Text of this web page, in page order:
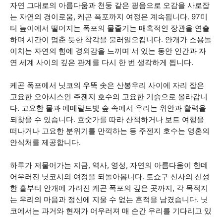
자연 그대로의 아름다움과 천둥 같은 굉음으로 오감을 사로잡
는 자연의 경이로움, 케곤 폭포까지 여정은 계속됩니다. 97미
터 높이에서 떨어지는 폭포의 물줄기는 매혹적인 장관을 연출
하며 시간이 멈춘 듯한 착각을 불러일으킵니다. 안개가 소용돌
이치는 자연의 힘에 경외감을 느끼며 서 있는 동안 인간과 자
연 세계 사이의 깊은 관계를 다시 한 번 생각하게 됩니다.
케곤 폭포에서 닛코의 우뚝 솟은 산봉우리 사이에 자리 잡은
고요한 오아시스인 주젠지 호수의 고요한 기슭으로 올라갑니
다. 고요한 물과 에메랄드빛 숲 속에서 우리는 위안과 활력을
되찾을 수 있습니다. 호숫가를 따라 산책하거나 보트 여행을
떠나거나 고요한 분위기를 만끽하는 등 주젠지 호수는 영혼의
안식처를 제공합니다.
하루가 저물어가는 지금, 역사, 영성, 자연의 아름다움이 한데
어우러진 닛코시의 여정을 되돌아봅니다. 토쇼구 신사의 신성
한 홀부터 안개에 가려진 케곤 폭포의 깊은 곳까지, 각 목적지
는 우리의 마음과 정신에 지울 수 없는 흔적을 남겼습니다. 닛
코에서는 과거와 현재가 어우러져 매 순간 우리를 기다리고 있